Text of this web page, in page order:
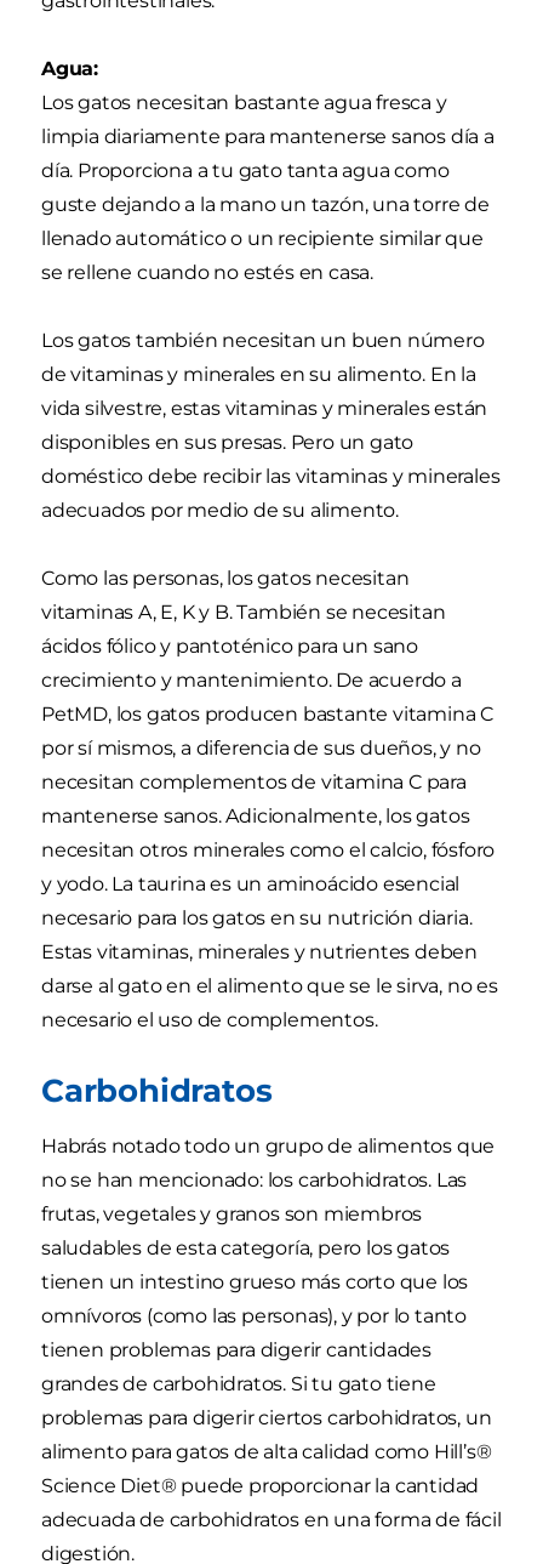
Agua:
Los gatos necesitan bastante agua fresca y
limpia diariamente para mantenerse sanos día a
día. Proporciona a tu gato tanta agua como
guste dejando a la mano un tazón, una torre de
llenado automático o un recipiente similar que
se rellene cuando no estés en casa.
Los gatos también necesitan un buen número
de vitaminas y minerales en su alimento. En la
vida silvestre, estas vitaminas y minerales están
disponibles en sus presas. Pero un gato
doméstico debe recibir las vitaminas y minerales
adecuados por medio de su alimento.
Como las personas, los gatos necesitan
vitaminas A, E, K y B. También se necesitan
ácidos fólico y pantoténico para un sano
crecimiento y mantenimiento. De acuerdo a
PetMD, los gatos producen bastante vitamina C
por sí mismos, a diferencia de sus dueños, y no
necesitan complementos de vitamina C para
mantenerse sanos. Adicionalmente, los gatos
necesitan otros minerales como el calcio, fósforo
y yodo. La taurina es un aminoácido esencial
necesario para los gatos en su nutrición diaria.
Estas vitaminas, minerales y nutrientes deben
darse al gato en el alimento que se le sirva, no es
necesario el uso de complementos.
Carbohidratos
Habrás notado todo un grupo de alimentos que
no se han mencionado: los carbohidratos. Las
frutas, vegetales y granos son miembros
saludables de esta categoría, pero los gatos
tienen un intestino grueso más corto que los
omnívoros (como las personas), y por lo tanto
tienen problemas para digerir cantidades
grandes de carbohidratos. Si tu gato tiene
problemas para digerir ciertos carbohidratos, un
alimento para gatos de alta calidad como Hill’s®
Science Diet® puede proporcionar la cantidad
adecuada de carbohidratos en una forma de fácil
digestión.